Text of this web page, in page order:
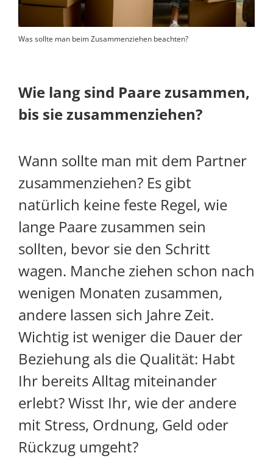
Was sollte man beim Zusammenziehen beachten?
Wie lang sind Paare zusammen,
bis sie zusammenziehen?
Wann sollte man mit dem Partner
zusammenziehen? Es gibt
natürlich keine feste Regel, wie
lange Paare zusammen sein
sollten, bevor sie den Schritt
wagen. Manche ziehen schon nach
wenigen Monaten zusammen,
andere lassen sich Jahre Zeit.
Wichtig ist weniger die Dauer der
Beziehung als die Qualität: Habt
Ihr bereits Alltag miteinander
erlebt? Wisst Ihr, wie der andere
mit Stress, Ordnung, Geld oder
Rückzug umgeht?